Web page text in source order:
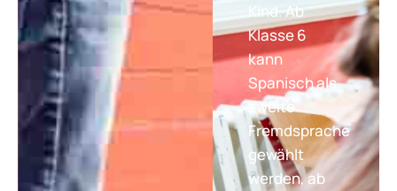
Kind. Ab
Klasse 6
kann
Spanisch als
zweite
Fremdsprache
gewählt
werden, ab